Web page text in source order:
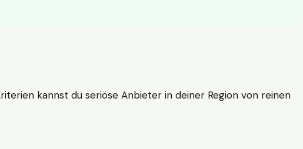
kannst du seriöse Anbieter in deiner Region von reinen